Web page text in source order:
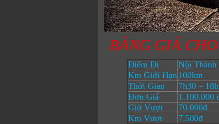
BẢNG GIÁ
Điểm Đi
Nội
Km Giới Hạn 100km
Thời Gian
7h30 – 18h
Đơn Giá
1.100.000
Giờ Vượt
70.000đ
Km Vượt
7.500đ